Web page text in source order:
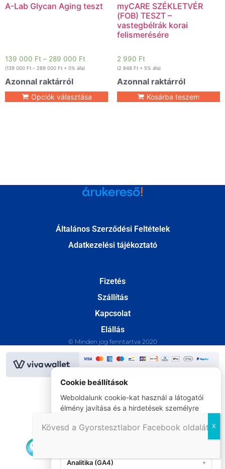
A-Lab Glycan Aging teszt
139 000 Ft – 289 000 Ft
(139 000 Ft – 289 000 Ft + 0% áfa)
Azonnal raktárról
Opciók választása
myCARE SZÉKLETVÉR
(FOB) TESZT –
vastegbélrák korai
felismerésére
2 990 Ft
(2 848 Ft+ 5% áfa)
Azonnal raktárról
Kosárba teszem
Általános Szerződési Feltételek
Adatkezelési tájékoztató
Fizetés
Szállítás
Kapcsolat
Elállás
© Minden jog fenntartva 2020
Kövesd a Gyorstesztlabor Facebook oldalát!
Cookie beállítások
Weboldalunk cookie-kat használ a látogatói
élmény javítása és a hirdetések személyre
Analitika (GA4) ▾